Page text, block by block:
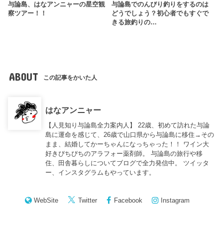
与論島、はなアンニャーの星空観
察ツアー！！
与論島でのんびり釣りをするのは
どうでしょう？初心者でもすぐで
きる旅釣りの…
ABOUT この記事をかいた人
はなアンニャー
【人見知り与論島全力案内人】 22歳、初めて訪れた与論
島に運命を感じて、26歳で山口県から与論島に移住→その
まま、結婚してかーちゃんになっちゃった！！ ワイン大
好きぴちぴちのアラフォー薬剤師。 与論島の旅行や移
住、田舎暮らしについてブログで全力発信中。 ツイッタ
ー、インスタグラムもやっています。
WebSite Twitter Facebook Instagram